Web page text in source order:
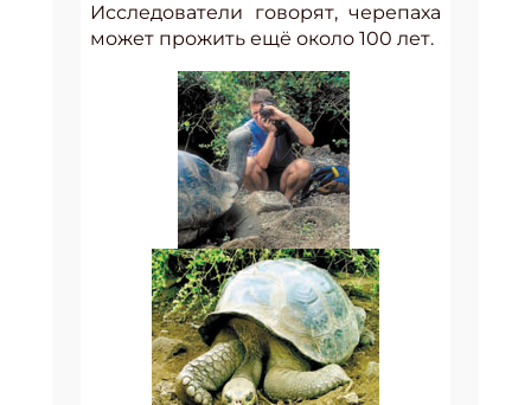
Исследователи говорят, черепаха
может прожить ещё около 100 лет.